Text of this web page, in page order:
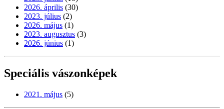
2026. április (30)
2023. július (2)
2026. május (1)
2023. augusztus (3)
2026. június (1)
Speciális vászonképek
2021. május (5)